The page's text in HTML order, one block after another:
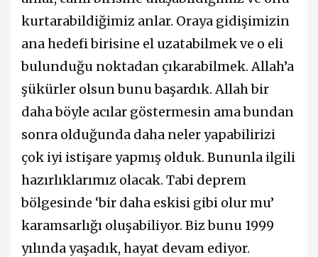
kurtarabildiğimiz anlar. Oraya gidişimizin
ana hedefi birisine el uzatabilmek ve o eli
bulunduğu noktadan çıkarabilmek. Allah’a
şükürler olsun bunu başardık. Allah bir
daha böyle acılar göstermesin ama bundan
sonra olduğunda daha neler yapabilirizi
çok iyi istişare yapmış olduk. Bununla ilgili
hazırlıklarımız olacak. Tabi deprem
bölgesinde ‘bir daha eskisi gibi olur mu’
karamsarlığı oluşabiliyor. Biz bunu 1999
yılında yaşadık, hayat devam ediyor.